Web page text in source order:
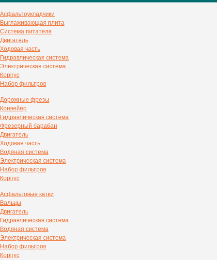
Асфальтоукладчики
Выглаживающая плита
Система питателя
Двигатель
Ходовая часть
Гидравлическая система
Электрическая система
Корпус
Набор фильтров
Дорожные фрезы
Конвейер
Гидравлическая система
Фрезерный барабан
Двигатель
Ходовая часть
Водяная система
Электрическая система
Набор фильтров
Корпус
Асфальтовые катки
Вальцы
Двигатель
Гидравлическая система
Водяная система
Электрическая система
Набор фильтров
Корпус